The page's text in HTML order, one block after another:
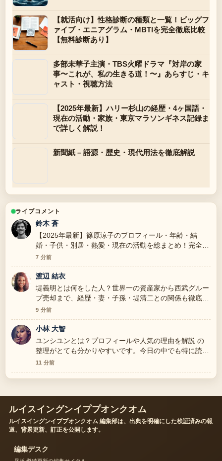
【就活向け】性格診断の種類と一覧！ビッグフ
ァイブ・エニアグラム・MBTIを完全徹底比較
【無料診断あり】
多部未華子主演・TBS火曜ドラマ『対岸の家
事〜これが、私の生きる道！〜』あらすじ・キ
ャスト・視聴方法
【2025年最新】ハリー杉山の経歴・4ヶ国語・
現在の活動・家族・東京マラソンギネス記録ま
で詳しく解説！
新聞紙 – 語源・歴史・現代用法を徹底解説
ライブコメント
鈴木 蒼
【2025年最新】篠原涼子のプロフィール・年齢・結
婚・子供・別居・熱愛・現在の活動を総まとめ！完全版
の報道は丁寧で、流れを追いやすいです。
7 分前
渡辺 結衣
堤義明とは何をした人？世界一の資産家から西武グルー
プ売却まで、経歴・妻・子孫・堤清二との関係も徹底解
説 周辺の検証がしっかりしていて安心感があります。
9 分前
小林 大智
ユンシユンとは？プロフィールや人気の理由を解説 の
整理がとても分かりやすいです。今日の中でも特に読み
やすいです。
11 分前
ルイスイングンイププオンクオム
ルイスイングンイププオンクオム 編集部は、出典を明確にした検証済みの報
道、背景更新、訂正を公開します。
編集デスク